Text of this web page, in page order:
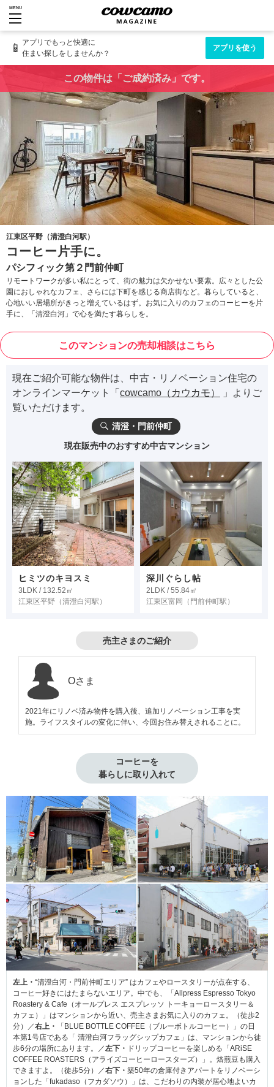
MENU
📱 アプリでもっと快適に
住まい探しをしませんか？
アプリを使う
この物件は「ご成約済み」です。
江東区平野（清澄白河駅）
コーヒー片手に。
パシフィック第２門前仲町
リモートワークが多い私にとって、街の魅力は欠かせない要素。広々とした公
園におしゃれなカフェ、さらには下町を感じる商店街など。暮らしていると、
心地いい居場所がきっと増えているはず。お気に入りのカフェのコーヒーを片
手に、「清澄白河」で心を満たす暮らしを。
このマンションの売却相談はこちら
現在ご紹介可能な物件は、中古・リノベーション住宅の
オンラインマーケット「 cowcamo（カウカモ）
」よりご
覧いただけます。
清澄・門前仲町
現在販売中のおすすめ中古マンション
ヒミツのキヨスミ
3LDK / 132.52㎡
江東区平野 （清澄白河駅）
深川ぐらし帖
2LDK / 55.84㎡
江東区富岡
（門前仲町駅）
売主さまのご紹介
Oさま
2021年にリノベ済み物件を購入後、追加リノベーション工事を実
施。ライフスタイルの変化に伴い、今回お住み替えされることに。
コーヒーを
暮らしに取り入れて
左上・ “清澄白河・門前仲町エリア” はカフェやロースタリーが点在する、
コーヒー好きにはたまらないエリア。中でも、「Allpress Espresso Tokyo
Roastery & Cafe（オールプレス エスプレッソ トーキョーロースタリー＆
カフェ）」はマンションから近い、売主さまお気に入りのカフェ。（徒歩2
分）／右上・
「BLUE BOTTLE COFFEE（ブルーボトルコーヒー）」の日
本第1号店である「 清澄白河フラッグシップカフェ」は、マンションから徒
歩6分の場所にあります。／左下・ ドリップコーヒーを楽しめる「ARiSE
COFFEE ROASTERS（アライズコーヒーロースターズ）」。焙煎豆も購入
できますよ。（徒歩5分）／右下・ 築50年の倉庫付きアパートをリノベーシ
ョンした「fukadaso（フカダソウ）」は、こだわりの内装が居心地よいカ